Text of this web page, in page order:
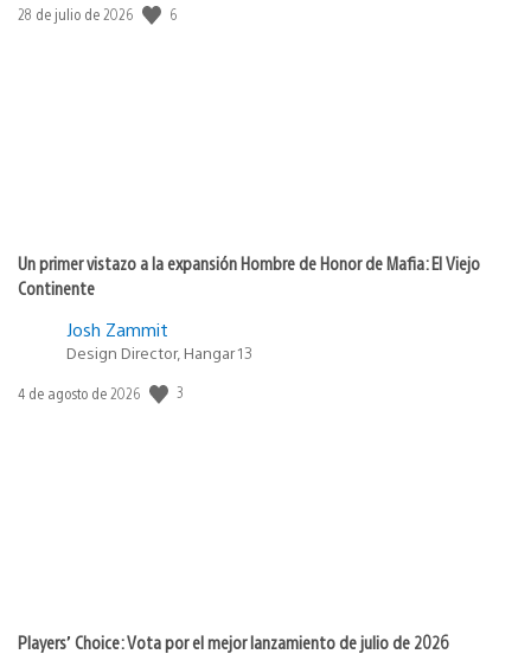
Fecha
28 de julio de 2026 6
Un primer vistazo a la expansión Hombre de Honor de Mafia: El Viejo
Continente
Josh Zammit
Design Director, Hangar 13
Fecha
4 de agosto de 2026 3
Players’ Choice: Vota por el mejor lanzamiento de julio de 2026